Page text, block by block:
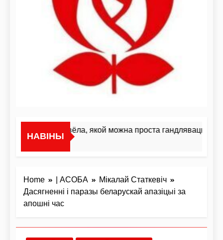
НАВІНЫ
«Я не жывёла, якой можна проста гандляваць»У
Home | АСОБА
Мікалай Статкевіч
Дасягненні і паразы беларускай апазіцыі за
апошні час